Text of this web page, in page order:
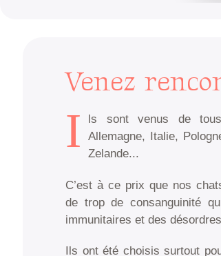
Venez
I
ls sont venus de
Allemagne, Italie,
Zelande...
C’est à ce prix que nos
de trop de consanguinité
immunitaires et des
Ils ont été choisis surtout